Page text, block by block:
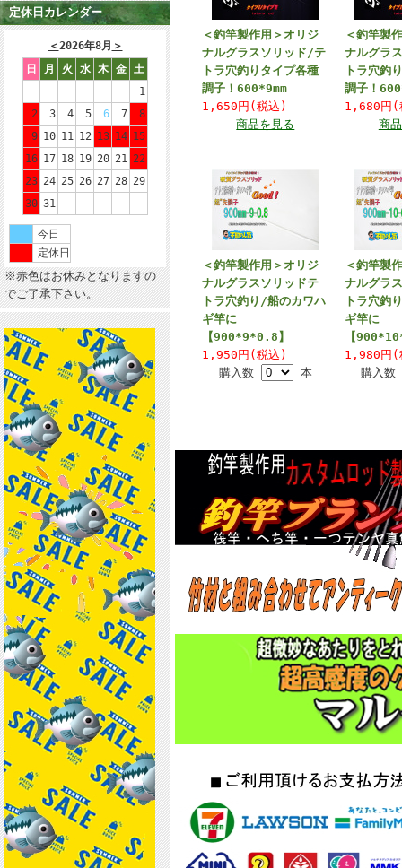
定休日カレンダー
＜2026年8月 ＞
日
月 火 水 木 金
土
1
2
3 4 5 6 7
8
9 10 11 12 13 14 15
16 17 18 19 20 21 22
23 24 25 26 27 28 29
30 31
今日
定休日
※赤色はお休みとなりますの
でご了承下さい。
＜釣竿製作用＞オリジ
ナルグラスソリッド/テ
トラ穴釣りタイプ各種
調子！600*9mm
1,650円(税込)
商品を見る
＜釣竿製
ナルグラ
トラ穴釣
調子！
1,680円(
商
＜釣竿製作用＞オリジ
ナルグラスソリッドテ
トラ穴釣り/船のカワハ
ギ竿に
【900*9*0.8】
1,950円(税込)
購入数
本
＜釣竿製
ナルグラ
トラ穴釣
ギ竿に
【
1,980円(
購入